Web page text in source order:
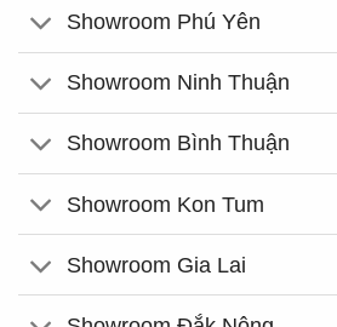
Showroom Phú Yên
Showroom Ninh Thuận
Showroom Bình Thuận
Showroom Kon Tum
Showroom Gia Lai